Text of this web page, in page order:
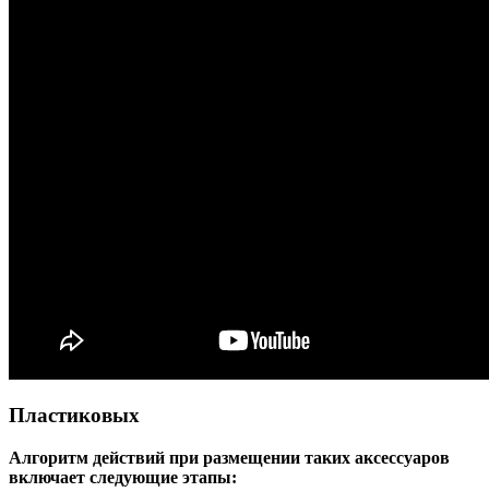
Пластиковых
Алгоритм действий при размещении таких аксессуаров
включает следующие этапы: